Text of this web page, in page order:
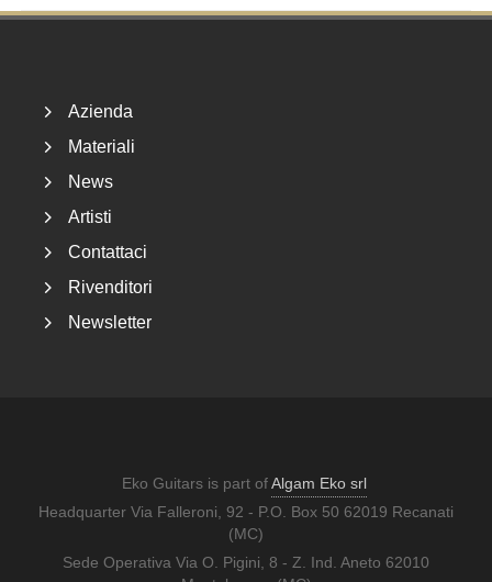
Azienda
Materiali
News
Artisti
Contattaci
Rivenditori
Newsletter
Eko Guitars is part ofAlgam Eko srl
Headquarter Via Falleroni, 92 - P.O. Box 50 62019 Recanati
(MC)
Sede Operativa Via O. Pigini, 8 - Z. Ind. Aneto 62010